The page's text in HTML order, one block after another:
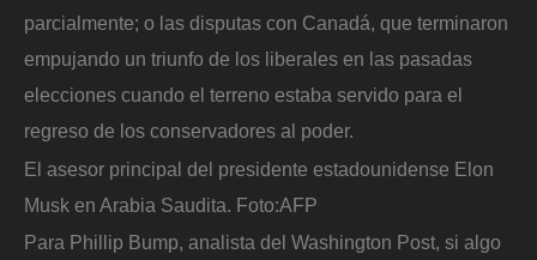
parcialmente; o las disputas con Canadá, que terminaron
empujando un triunfo de los liberales en las pasadas
elecciones cuando el terreno estaba servido para el
regreso de los conservadores al poder.
El asesor principal del presidente estadounidense Elon
Musk en Arabia Saudita. Foto:AFP
Para Phillip Bump, analista del Washington Post, si algo